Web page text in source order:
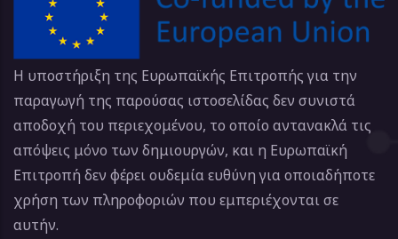
Η υποστήριξη της Ευρωπαϊκής Επιτροπής για την
παραγωγή της παρούσας ιστοσελίδας δεν συνιστά
αποδοχή του περιεχομένου, το οποίο αντανακλά τις
απόψεις μόνο των δημιουργών, και η Ευρωπαϊκή
Επιτροπή δεν φέρει ουδεμία ευθύνη για οποιαδήποτε
χρήση των πληροφοριών που εμπεριέχονται σε
αυτήν.